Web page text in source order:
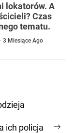
lokatorów. A
Czas
tematu.
3 Miesiące Ago
ich policja